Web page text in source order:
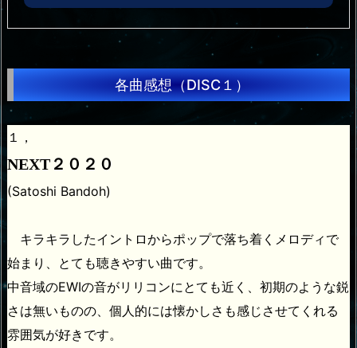
各曲感想（DISC１）
１，
NEXT２０２０
(Satoshi Bandoh)
キラキラしたイントロからポップで落ち着くメロディで
始まり、とても聴きやすい曲です。
中音域のEWIの音がリリコンにとても近く、初期のような鋭
さは無いものの、個人的には懐かしさも感じさせてくれる
雰囲気が好きです。